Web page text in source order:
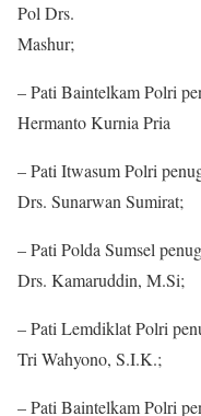
Pol Drs.
Mashur;
– Pati Baintelkam Polri
Hermanto Kurnia Pria
– Pati Itwasum Polri
Drs. Sunarwan Sumirat;
– Pati Polda Sumsel
Drs. Kamaruddin, M.Si;
– Pati Lemdiklat Polri
Tri Wahyono, S.I.K.;
– Pati Baintelkam Polri